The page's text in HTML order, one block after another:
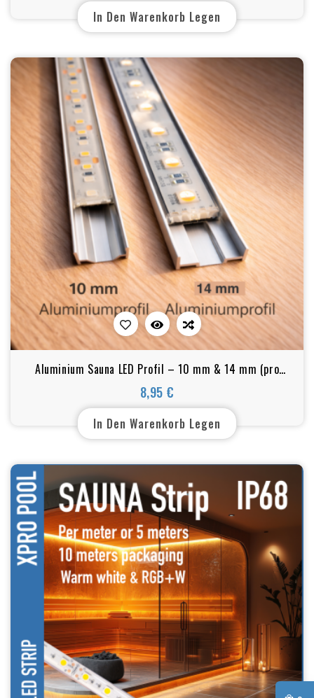
In Den Warenkorb Legen
Aluminium Sauna LED Profil – 10 mm & 14 mm (pro
Meter)
8,95 €
Preis
In Den Warenkorb Legen